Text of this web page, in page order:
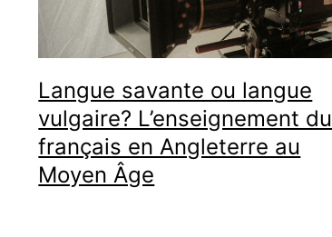
Langue savante ou langue
vulgaire? L’enseignement du
français en Angleterre au
Moyen Âge